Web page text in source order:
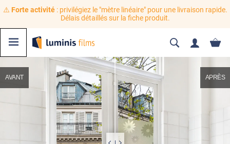
⚠️ Forte activité: privilégiez le "mètre linéaire" pour une livraison rapide.
Délais détaillés sur la fiche produit.
AVANT APRÈS